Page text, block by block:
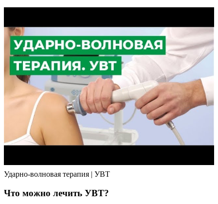
Ударно-волновая терапия | УВТ
Что можно лечить УВТ?